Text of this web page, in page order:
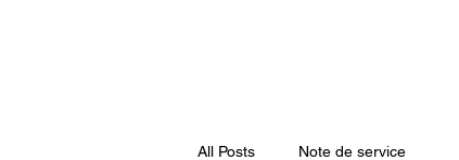
All Posts Note de service